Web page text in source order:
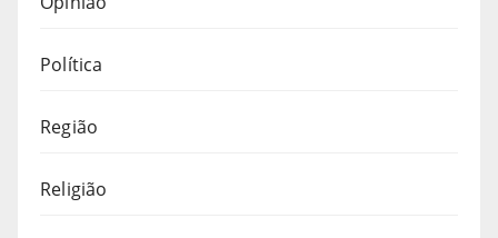
Política
Região
Religião